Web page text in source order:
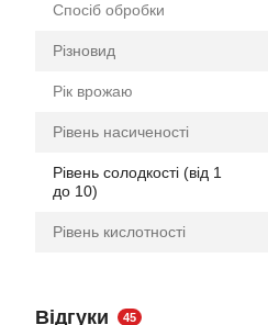
Спосіб обробки
Різновид
Рік врожаю
Рівень насиченості
Рівень солодкості (від 1
до 10)
Рівень кислотності
Відгуки 45